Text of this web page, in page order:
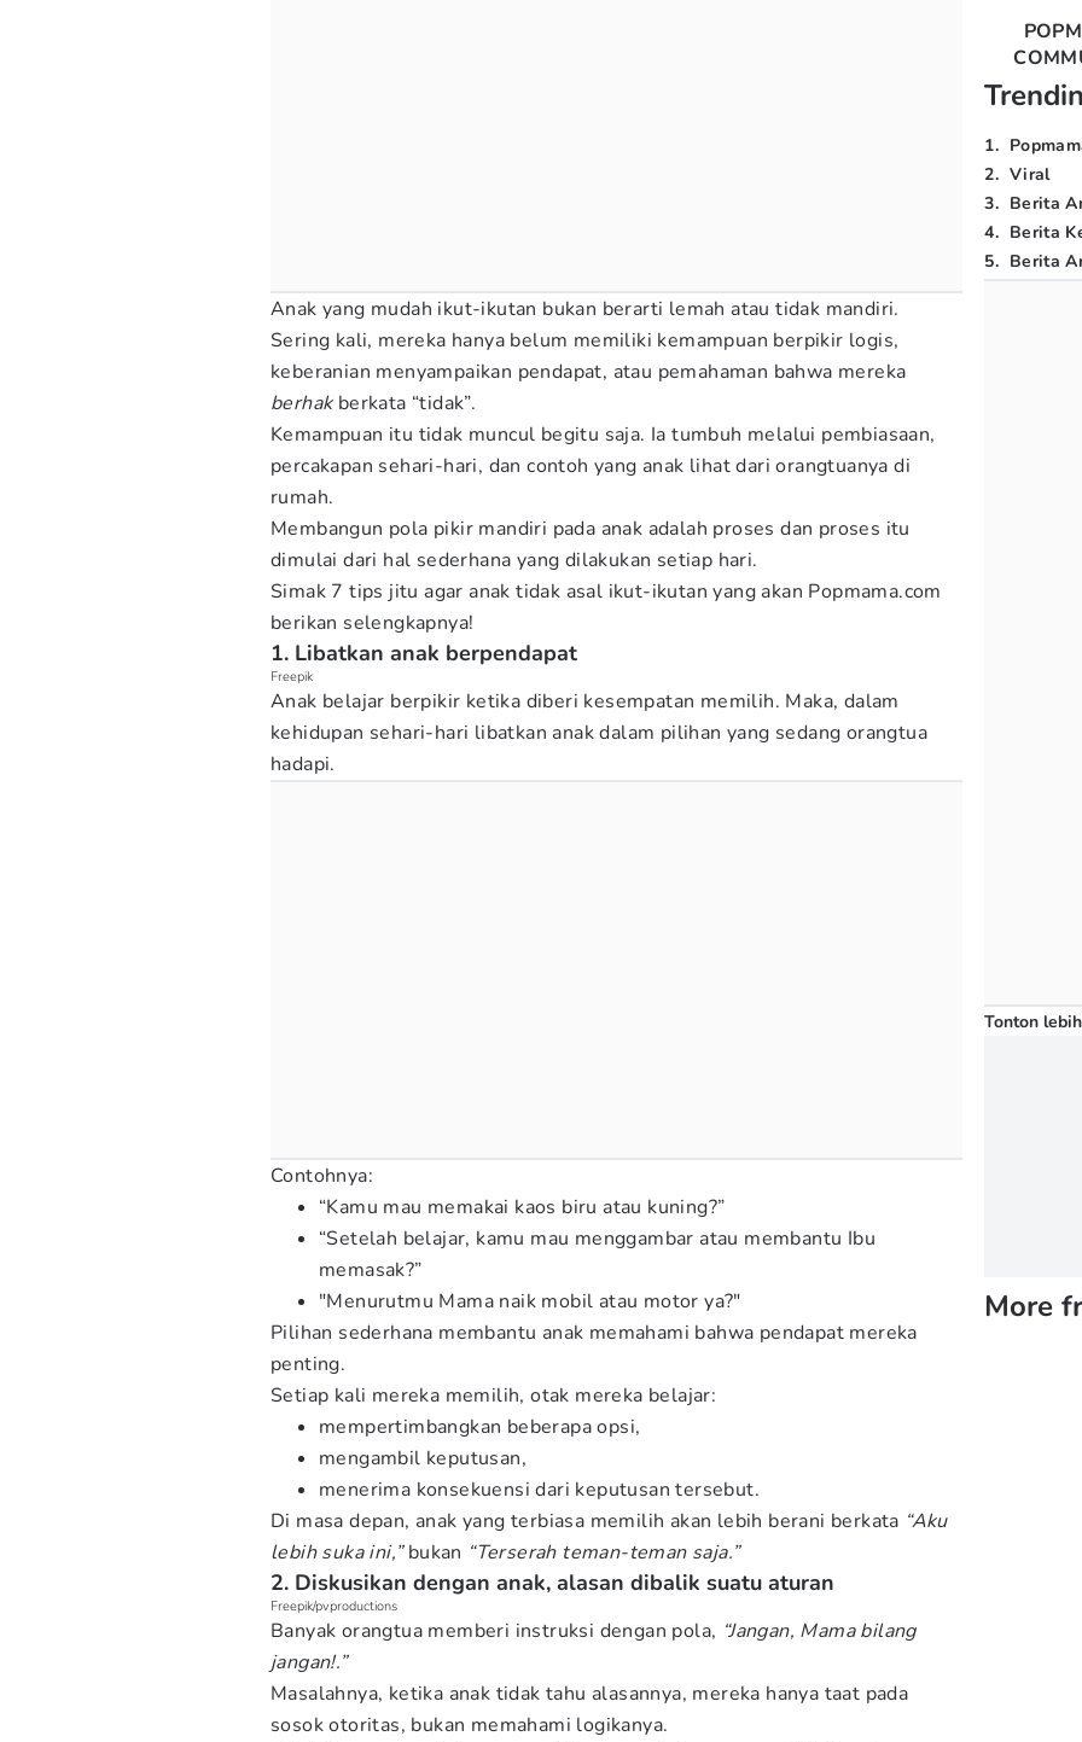
Anak yang mudah ikut-ikutan bukan berarti lemah atau tidak mandiri.
Sering kali, mereka hanya belum memiliki kemampuan berpikir logis,
keberanian menyampaikan pendapat, atau pemahaman bahwa mereka
berhakberkata “tidak”.
Kemampuan itu tidak muncul begitu saja. Ia tumbuh melalui pembiasaan,
percakapan sehari-hari, dan contoh yang anak lihat dari orangtuanya di
rumah.
Membangun pola pikir mandiri pada anak adalah proses dan proses itu
dimulai dari hal sederhana yang dilakukan setiap hari.
Simak 7 tips jitu agar anak tidak asal ikut-ikutan yang akan Popmama.com
berikan selengkapnya!
1. Libatkan anak berpendapat
Freepik
Anak belajar berpikir ketika diberi kesempatan memilih. Maka, dalam
kehidupan sehari-hari libatkan anak dalam pilihan yang sedang orangtua
hadapi.
Contohnya:
“Kamu mau memakai kaos biru atau kuning?”
“Setelah belajar, kamu mau menggambar atau membantu Ibu
memasak?”
"Menurutmu Mama naik mobil atau motor ya?"
Pilihan sederhana membantu anak memahami bahwa pendapat mereka
penting.
Setiap kali mereka memilih, otak mereka belajar:
mempertimbangkan beberapa opsi,
mengambil keputusan,
menerima konsekuensi dari keputusan tersebut.
Di masa depan, anak yang terbiasa memilih akan lebih berani berkata “Aku
lebih suka ini,”bukan “Terserah teman-teman saja.”
2. Diskusikan dengan anak, alasan dibalik suatu aturan
Freepik/pvproductions
Banyak orangtua memberi instruksi dengan pola, “Jangan, Mama bilang
jangan!.”
Masalahnya, ketika anak tidak tahu alasannya, mereka hanya taat pada
sosok otoritas, bukan memahami logikanya.
1.
2. Viral
3. Berita
4. Berita
5. Berita
Tonton
More